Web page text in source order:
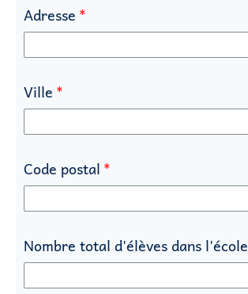
Adresse
Ville
Code postal
Nombre total d'élèves dans l'école